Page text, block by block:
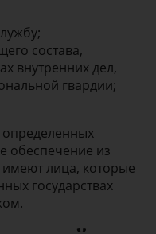
состава,
внутренних дел,
гвардии;
обеспечение из
лица, которые
государствах